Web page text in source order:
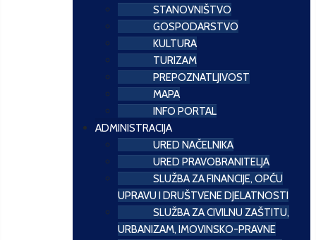
STANOVNIŠTVO
GOSPODARSTVO
KULTURA
TURIZAM
PREPOZNATLJIVOST
MAPA
INFO PORTAL
ADMINISTRACIJA
URED NAČELNIKA
URED PRAVOBRANITELJA
SLUŽBA ZA FINANCIJE, OPĆU
UPRAVU I DRUŠTVENE DJELATNOSTI
SLUŽBA ZA CIVILNU ZAŠTITU,
URBANIZAM, IMOVINSKO-PRAVNE